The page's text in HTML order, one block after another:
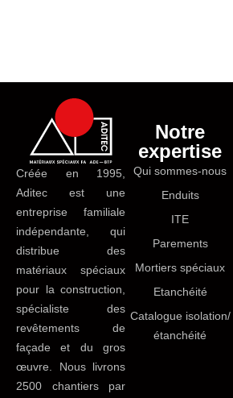
Créée en 1995,
Aditec est une
entreprise familiale
indépendante, qui
distribue des
matériaux spéciaux
pour la construction,
spécialiste des
revêtements de
façade et du gros
œuvre. Nous livrons
2500 chantiers par
Notre
expertise
Qui sommes-nous
Enduits
ITE
Parements
Mortiers spéciaux
Etanchéité
Catalogue isolation/
étanchéité